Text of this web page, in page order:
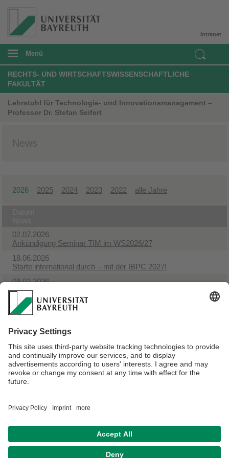
Intranet
Menü
RECHTS- UND WIRTSCHAFTSWISSENSCHAFTLICHE
FAKULTÄT
Lehrstuhl für Technologie- und Innovationsmanagement –
Professor Dr. Stefan Seifert
News
2026 2025 2024 2023 2022 alle Jahre
02.07.2026
Ankündigung Seminar TIM im WS2026/27
18.06.2026
Starte international durch – mit der IBPC 2027!
09.02.2026
IBPC 2026 in Saudi-Arabien
28.01.2026
Ankündigung Teamprojekt SS 2026
28.01.2026
Ankündigung Hauptseminar SS 2026
12.01.2026
Bachelorseminar im Sommersemester 2026
Impressum